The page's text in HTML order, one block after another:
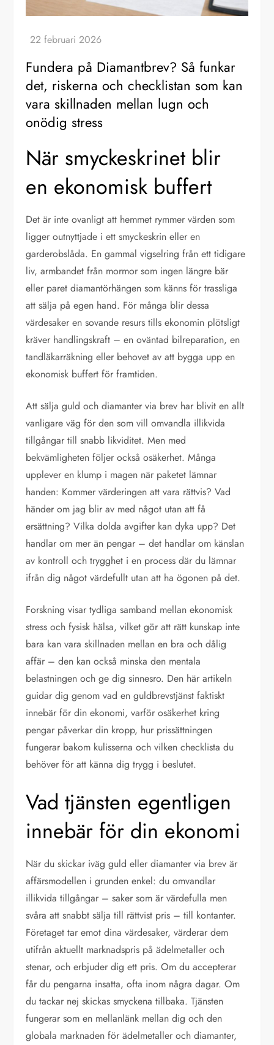
Fundera på Diamantbrev? Så funkar
det, riskerna och checklistan som kan
vara skillnaden mellan lugn och
onödig stress
När smyckeskrinet blir
en ekonomisk buffert
Det är inte ovanligt att hemmet rymmer värden som
ligger outnyttjade i ett smyckeskrin eller en
garderobslåda. En gammal vigselring från ett tidigare
liv, armbandet från mormor som ingen längre bär
eller paret diamantörhängen som känns för trassliga
att sälja på egen hand. För många blir dessa
värdesaker en sovande resurs tills ekonomin plötsligt
kräver handlingskraft – en oväntad bilreparation, en
tandläkarräkning eller behovet av att bygga upp en
ekonomisk buffert för framtiden.
Att sälja guld och diamanter via brev har blivit en allt
vanligare väg för den som vill omvandla illikvida
tillgångar till snabb likviditet. Men med
bekvämligheten följer också osäkerhet. Många
upplever en klump i magen när paketet lämnar
handen: Kommer värderingen att vara rättvis? Vad
händer om jag blir av med något utan att få
ersättning? Vilka dolda avgifter kan dyka upp? Det
handlar om mer än pengar – det handlar om känslan
av kontroll och trygghet i en process där du lämnar
ifrån dig något värdefullt utan att ha ögonen på det.
Forskning visar tydliga samband mellan ekonomisk
stress och fysisk hälsa, vilket gör att rätt kunskap inte
bara kan vara skillnaden mellan en bra och dålig
affär – den kan också minska den mentala
belastningen och ge dig sinnesro. Den här artikeln
guidar dig genom vad en guldbrevstjänst faktiskt
innebär för din ekonomi, varför osäkerhet kring
pengar påverkar din kropp, hur prissättningen
fungerar bakom kulisserna och vilken checklista du
behöver för att känna dig trygg i beslutet.
Vad tjänsten egentligen
innebär för din ekonomi
När du skickar iväg guld eller diamanter via brev är
affärsmodellen i grunden enkel: du omvandlar
illikvida tillgångar – saker som är värdefulla men
svåra att snabbt sälja till rättvist pris – till kontanter.
Företaget tar emot dina värdesaker, värderar dem
utifrån aktuellt marknadspris på ädelmetaller och
stenar, och erbjuder dig ett pris. Om du accepterar
får du pengarna insatta, ofta inom några dagar. Om
du tackar nej skickas smyckena tillbaka. Tjänsten
fungerar som en mellanlänk mellan dig och den
globala marknaden för ädelmetaller och diamanter,